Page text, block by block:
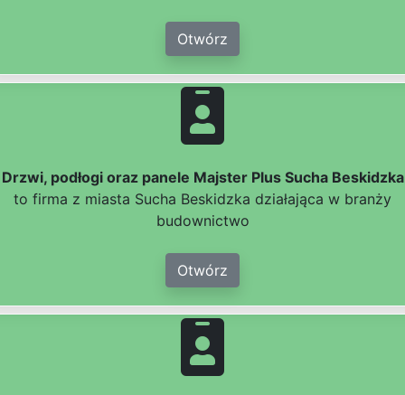
Otwórz
Drzwi, podłogi oraz panele Majster Plus Sucha Beskidzka
to firma z miasta Sucha Beskidzka działająca w branży
budownictwo
Otwórz